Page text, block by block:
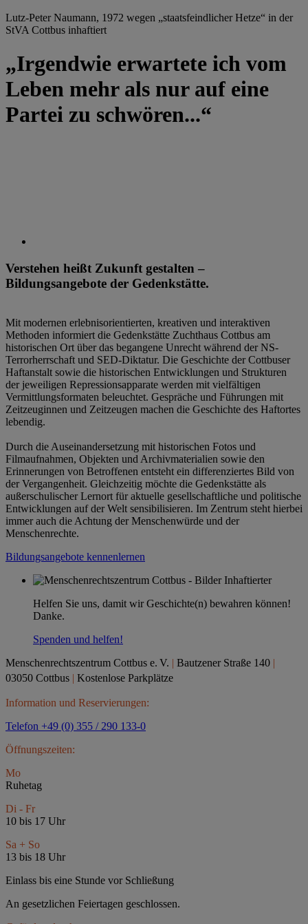
Lutz-Peter Naumann, 1972 wegen „staatsfeindlicher Hetze“ in der
StVA Cottbus inhaftiert
„Irgendwie erwartete ich vom
Leben mehr als nur auf eine
Partei zu schwören...“
Verstehen heißt Zukunft gestalten –
Bildungsangebote der Gedenkstätte.
Mit modernen erlebnisorientierten, kreativen und interaktiven
Methoden informiert die Gedenkstätte Zuchthaus Cottbus am
historischen Ort über das begangene Unrecht während der NS-
Terrorherrschaft und SED-Diktatur. Die Geschichte der Cottbuser
Haftanstalt sowie die historischen Entwicklungen und Strukturen
der jeweiligen Repressionsapparate werden mit vielfältigen
Vermittlungsformaten beleuchtet. Gespräche und Führungen mit
Zeitzeuginnen und Zeitzeugen machen die Geschichte des Haftortes
lebendig.
Durch die Auseinandersetzung mit historischen Fotos und
Filmaufnahmen, Objekten und Archivmaterialien sowie den
Erinnerungen von Betroffenen entsteht ein differenziertes Bild von
der Vergangenheit. Gleichzeitig möchte die Gedenkstätte als
außerschulischer Lernort für aktuelle gesellschaftliche und politische
Entwicklungen auf der Welt sensibilisieren. Im Zentrum steht hierbei
immer auch die Achtung der Menschenwürde und der
Menschenrechte.
Bildungsangebote kennenlernen
Helfen Sie uns, damit wir Geschichte(n) bewahren können!
Danke.
Spenden und helfen!
Menschenrechtszentrum Cottbus e. V. | Bautzener Straße 140 |
03050 Cottbus | Kostenlose Parkplätze
Information und Reservierungen:
Telefon +49 (0) 355 / 290 133-0
Öffnungszeiten:
Mo
Ruhetag
Di - Fr
10 bis 17 Uhr
Sa + So
13 bis 18 Uhr
Einlass bis eine Stunde vor Schließung
An gesetzlichen Feiertagen geschlossen.